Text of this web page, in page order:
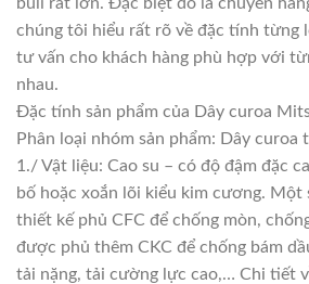
chúng tôi hiểu rất rõ về đặc tính từng
tư vấn cho khách hàng phù hợp với
nhau.
Đặc tính sản phẩm của Dây curoa
Phân loại nhóm sản phẩm: Dây curoa
1./ Vật liệu: Cao su – có độ đậm đặc
bố hoặc xoắn lõi kiểu kim cương. Một
thiết kế phủ CFC để chống mòn,
được phủ thêm CKC để chống bám
tải nặng, tải cường lực cao,… Chi tiết